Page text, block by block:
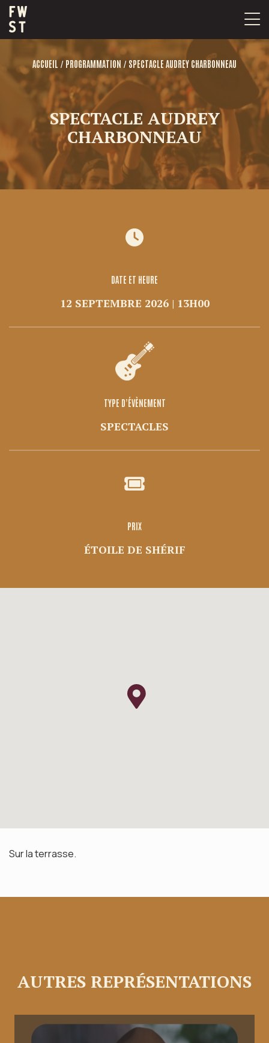
Passer
au
contenu
ACCUEIL / PROGRAMMATION / SPECTACLE AUDREY CHARBONNEAU
SPECTACLE AUDREY
CHARBONNEAU
DATE ET HEURE
12 SEPTEMBRE 2026 | 13H00
TYPE D’ÉVÈNEMENT
SPECTACLES
PRIX
ÉTOILE DE SHÉRIF
Sur la terrasse.
AUTRES REPRÉSENTATIONS